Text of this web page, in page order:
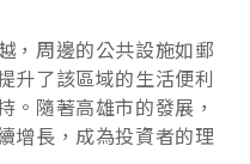
，周邊的公共設施如郵
升了該區域的生活便利
。隨著高雄市的發展，
增長，成為投資者的理